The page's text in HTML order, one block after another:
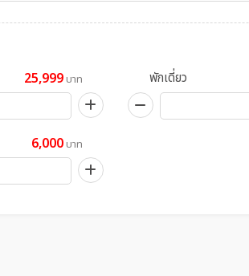
25,999 บาท พักเดี่ยว
6,000 บาท